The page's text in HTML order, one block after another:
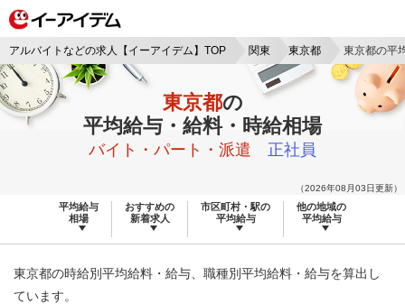
アルバイトなどの求人【イーアイデム】TOP 関東 東京都 東京都の平
東京都の
平均給与・給料・時給相場
バイト・パート・派遣 正社員
（2026年08月03日更新）
平均給与
相場
おすすめの
新着求人
市区町村・駅の
平均給与
他の地域の
平均給与
東京都の時給別平均給料・給与、職種別平均給料・給与を算出し
ています。